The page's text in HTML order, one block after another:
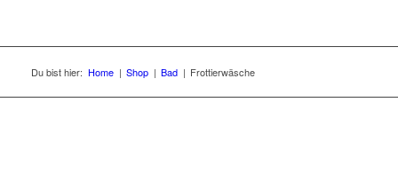
Du bist hier: Home | Shop | Bad | Frottierwäsche